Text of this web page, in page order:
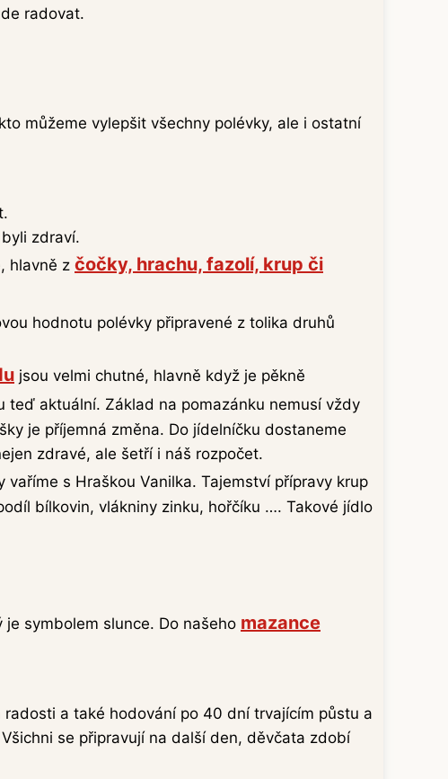
radovat.
můžeme vylepšit všechny polévky, ale i ostatní
zdraví.
hlavně z čočky, hrachu, fazolí, krup či
hodnotu polévky připravené z tolika druhů
jsou velmi chutné, hlavně když je pěkně
aktuální. Základ na pomazánku nemusí vždy
je příjemná změna. Do jídelníčku dostaneme
zdravé, ale šetří i náš rozpočet.
vaříme s Hraškou Vanilka. Tajemství přípravy krup
bílkovin, vlákniny zinku, hořčíku …. Takové jídlo
symbolem slunce. Do našeho mazance
a také hodování po 40 dní trvajícím půstu a
se připravují na další den, děvčata zdobí